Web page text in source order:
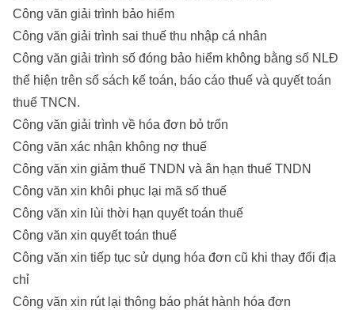
Công văn giải trình bảo hiểm
Công văn giải trình sai thuế thu nhập cá nhân
Công văn giải trình số đóng bảo hiểm không bằng số NLĐ
thể hiện trên sổ sách kế toán, báo cáo thuế và quyết toán
thuế TNCN.
Công văn giải trình về hóa đơn bỏ trốn
Công văn xác nhận không nợ thuế
Công văn xin giảm thuế TNDN và ân hạn thuế TNDN
Công văn xin khôi phục lại mã số thuế
Công văn xin lùi thời hạn quyết toán thuế
Công văn xin quyết toán thuế
Công văn xin tiếp tục sử dụng hóa đơn cũ khi thay đổi địa
chỉ
Công văn xin rút lại thông báo phát hành hóa đơn